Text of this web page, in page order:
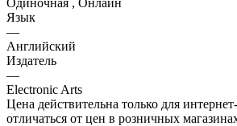
Язык
—
Английский
Издатель
—
Electronic Arts
Цена действительна только для
отличаться от цен в розничных